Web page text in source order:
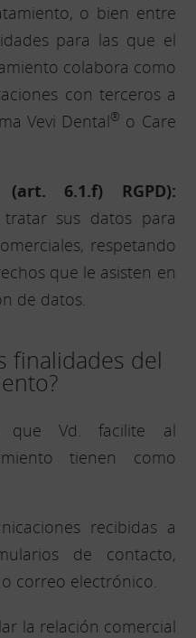
o bien entre
para las que el
colabora como
con terceros a
Vevi Dental® o Care
6.1.f) RGPD):
sus datos para
respetando
que le asisten en
de datos.
finalidades del
que Vd. facilite al
tienen como
recibidas a
de contacto,
correo electrónico.
la relación comercial